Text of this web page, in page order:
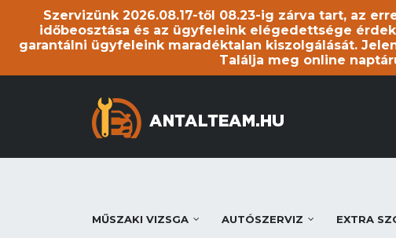
Szervizünk 2026.08.17-től 08.23-ig zárva tart, az
időbeosztása és az ügyfeleink elégedettsége
garantálni ügyfeleink maradéktalan kiszolgálását.
Találja meg online
MŰSZAKI VIZSGA AUTÓSZERVIZ EXTRA